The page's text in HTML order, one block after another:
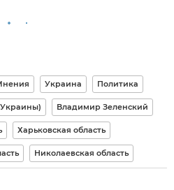
Украина Политика
Владимир Зеленский
Харьковская область
Николаевская область